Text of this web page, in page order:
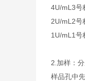
4U/mL 3号
2U/mL 2号
1U/mL 1号
2. 加样：
样品孔中